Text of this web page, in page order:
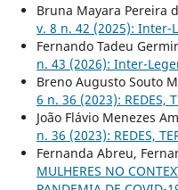
Bruna Mayara Pereira
v. 8 n. 42 (2025): Inter-
Fernando Tadeu
n. 43 (2026): Inter-
Breno Augusto Souto
6 n. 36 (2023): REDES,
João Flávio Menezes
n. 36 (2023): REDES,
Fernanda Abreu,
MULHERES NO